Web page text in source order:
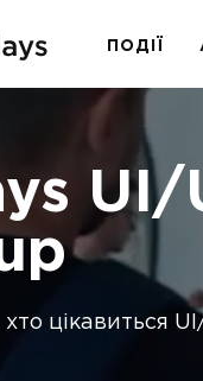
ПОДІЇ
UI/
хто цікавиться